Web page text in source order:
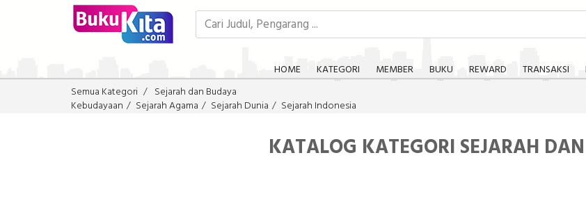
HOME KATEGORI MEMBER BUKU REWARD TRANSAKSI
Semua Kategori
Sejarah dan Budaya
Kebudayaan
Sejarah Agama Sejarah Dunia Sejarah Indonesia
KATALOG KATEGORI SEJARAH